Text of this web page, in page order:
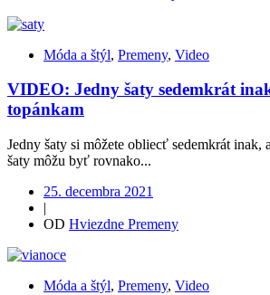
Móda a štýl, Premeny, Video
VIDEO: Jedny šaty sedemkrát
topánkam
Jedny šaty si môžete obliecť sedemkrát inak,
šaty môžu byť rovnako...
25. decembra 2021
|
OD Hviezdne Premeny
Móda a štýl, Premeny, Video